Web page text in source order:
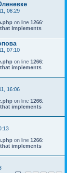
08:29
on line 1266:
implements
07:10
on line 1266:
implements
16:06
on line 1266:
implements
on line 1266:
implements